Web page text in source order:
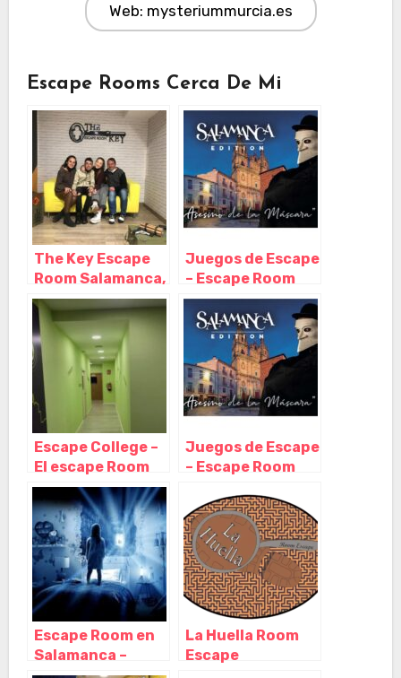
Web: mysteriummurcia.es
Escape Rooms Cerca De Mi
The Key Escape
Room Salamanca,
Salamanca –
Castilla y León
Juegos de Escape
– Escape Room
Salamanca,
Salamanca –
Castilla y León
Escape College –
El escape Room
de Salamanca,
Salamanca –
Castilla y León
Juegos de Escape
– Escape Room
Salamanca –
Castilla y León
Escape Room en
Salamanca –
Fluxus,
La Huella Room
Escape